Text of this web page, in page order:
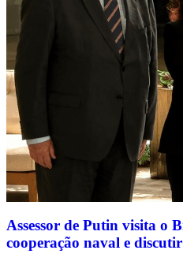
Assessor de Putin visita o
cooperação naval e